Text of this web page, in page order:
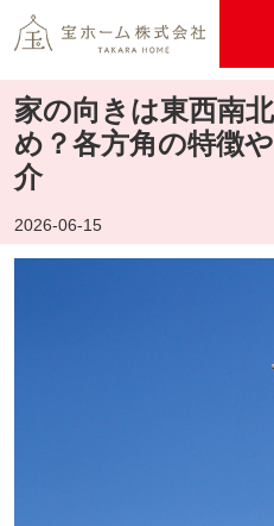
家の向きは東西南
め？各方角の特徴
介
2026-06-15